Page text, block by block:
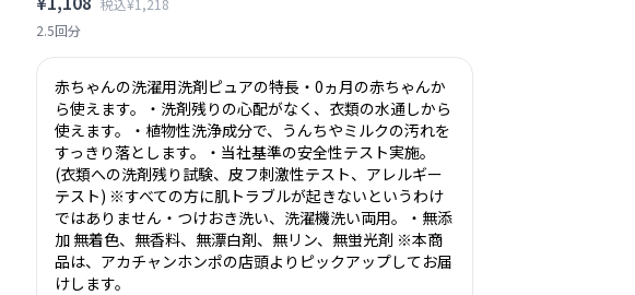
2.5回分
赤ちゃんの洗濯用洗剤ピュアの特長・0ヵ月の赤ちゃんか
ら使えます。・洗剤残りの心配がなく、衣類の水通しから
使えます。・植物性洗浄成分で、うんちやミルクの汚れを
すっきり落とします。・当社基準の安全性テスト実施。
(衣類への洗剤残り試験、皮フ刺激性テスト、アレルギー
テスト) ※すべての方に肌トラブルが起きないというわけ
ではありません・つけおき洗い、洗濯機洗い両用。・無添
加 無着色、無香料、無漂白剤、無リン、無蛍光剤 ※本商
品は、アカチャンホンポの店頭よりピックアップしてお届
けします。